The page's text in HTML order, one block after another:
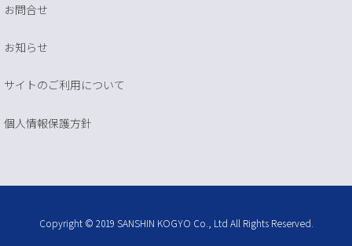
お問合せ
お知らせ
サイトのご利用について
個人情報保護方針
Copyright © 2019 SANSHIN KOGYO Co., Ltd All Rights Reserved.